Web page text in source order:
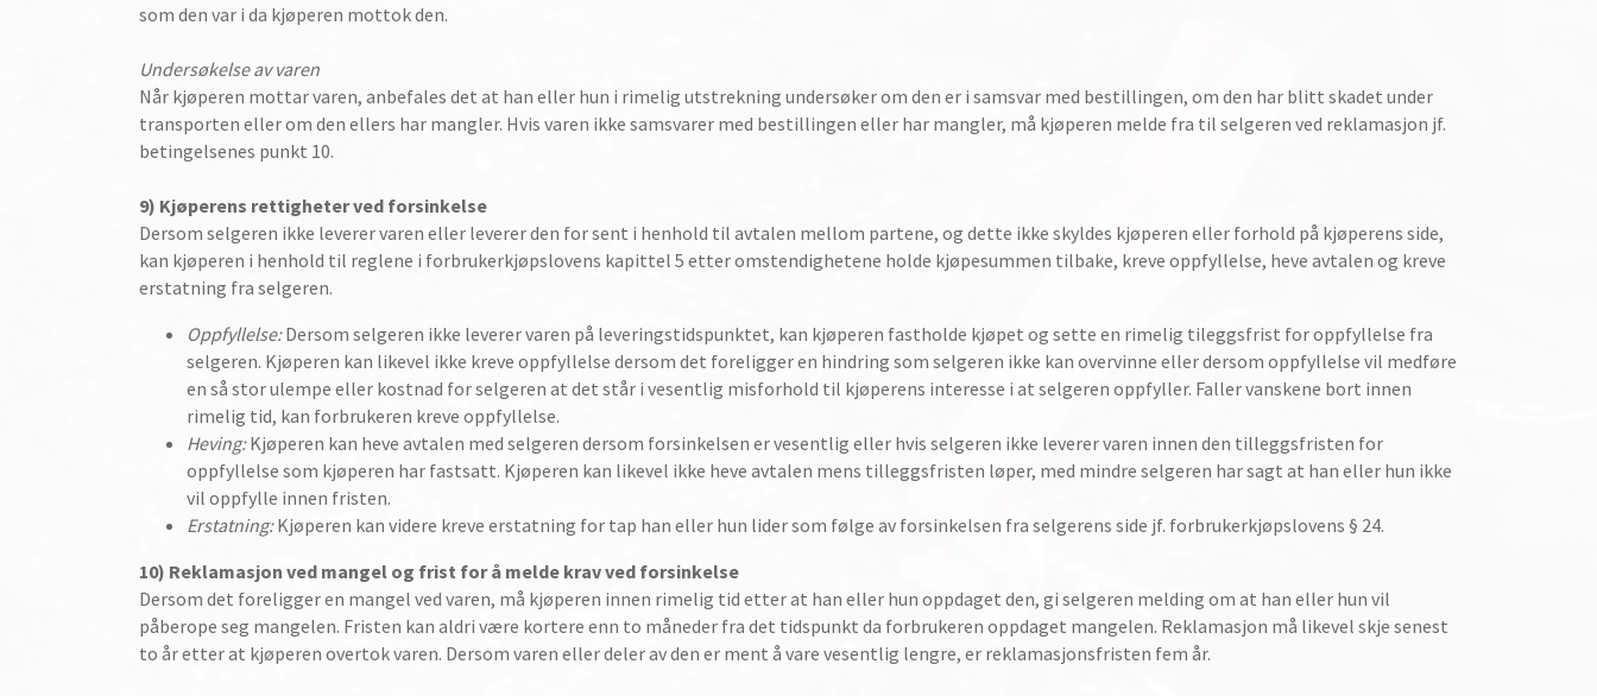
som den var i da kjøperen mottok den.
Undersøkelse av varen
Når kjøperen mottar varen, anbefales det at han eller hun i rimelig utstrekning undersøker om den er i samsvar med bestillingen, om den har blitt skadet under
transporten eller om den ellers har mangler. Hvis varen ikke samsvarer med bestillingen eller har mangler, må kjøperen melde fra til selgeren ved reklamasjon jf.
betingelsenes punkt 10.
9) Kjøperens rettigheter ved forsinkelse
Dersom selgeren ikke leverer varen eller leverer den for sent i henhold til avtalen mellom partene, og dette ikke skyldes kjøperen eller forhold på kjøperens side,
kan kjøperen i henhold til reglene i forbrukerkjøpslovens kapittel 5 etter omstendighetene holde kjøpesummen tilbake, kreve oppfyllelse, heve avtalen og kreve
erstatning fra selgeren.
Oppfyllelse:Dersom selgeren ikke leverer varen på leveringstidspunktet, kan kjøperen fastholde kjøpet og sette en rimelig tileggsfrist for oppfyllelse fra
selgeren. Kjøperen kan likevel ikke kreve oppfyllelse dersom det foreligger en hindring som selgeren ikke kan overvinne eller dersom oppfyllelse vil medføre
en så stor ulempe eller kostnad for selgeren at det står i vesentlig misforhold til kjøperens interesse i at selgeren oppfyller. Faller vanskene bort innen
rimelig tid, kan forbrukeren kreve oppfyllelse.
Heving:Kjøperen kan heve avtalen med selgeren dersom forsinkelsen er vesentlig eller hvis selgeren ikke leverer varen innen den tilleggsfristen for
oppfyllelse som kjøperen har fastsatt. Kjøperen kan likevel ikke heve avtalen mens tilleggsfristen løper, med mindre selgeren har sagt at han eller hun ikke
vil oppfylle innen fristen.
Erstatning:Kjøperen kan videre kreve erstatning for tap han eller hun lider som følge av forsinkelsen fra selgerens side jf. forbrukerkjøpslovens § 24.
10) Reklamasjon ved mangel og frist for å melde krav ved forsinkelse
Dersom det foreligger en mangel ved varen, må kjøperen innen rimelig tid etter at han eller hun oppdaget den, gi selgeren melding om at han eller hun vil
påberope seg mangelen. Fristen kan aldri være kortere enn to måneder fra det tidspunkt da forbrukeren oppdaget mangelen. Reklamasjon må likevel skje senest
to år etter at kjøperen overtok varen. Dersom varen eller deler av den er ment å vare vesentlig lengre, er reklamasjonsfristen fem år.